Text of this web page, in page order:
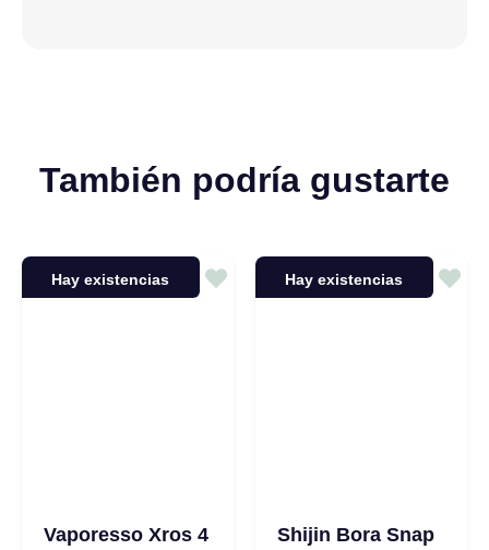
También podría gustarte
Hay existencias
Vaporesso Xros 4
Hay existencias
Shijin Bora Snap